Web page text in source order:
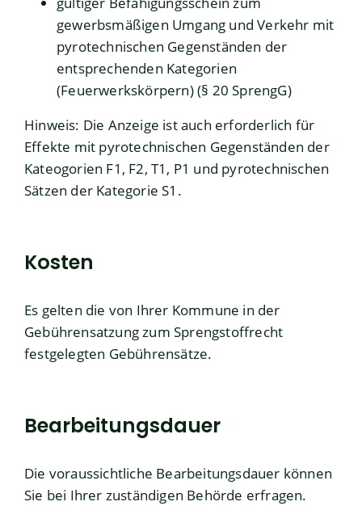
gewerbsmäßigen Umgang und Verkehr mit
pyrotechnischen Gegenständen der
entsprechenden Kategorien
(Feuerwerkskörpern) (§ 20 SprengG)
Hinweis: Die Anzeige ist auch erforderlich für
Effekte mit pyrotechnischen Gegenständen der
Kateogorien F1, F2, T1, P1 und pyrotechnischen
Sätzen der Kategorie S1.
Kosten
Es gelten die von Ihrer Kommune in der
Gebührensatzung zum Sprengstoffrecht
festgelegten Gebührensätze.
Bearbeitungsdauer
Die voraussichtliche Bearbeitungsdauer können
Sie bei Ihrer zuständigen Behörde erfragen.